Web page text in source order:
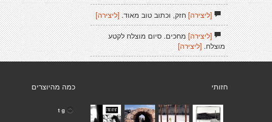
[ליצירה]חזק, וכתוב טוב מאוד. [ליצירה]
[ליצירה]מחכים. סיום מוצלח לקטע
מוצלח. [ליצירה]
כמה מהיוצרים
t g
חזותי